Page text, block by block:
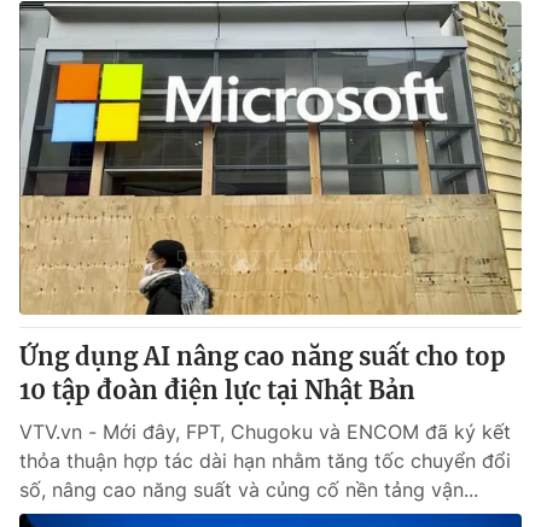
Ứng dụng AI nâng cao năng suất cho top
10 tập đoàn điện lực tại Nhật Bản
VTV.vn - Mới đây, FPT, Chugoku và ENCOM đã ký kết
thỏa thuận hợp tác dài hạn nhằm tăng tốc chuyển đổi
số, nâng cao năng suất và củng cố nền tảng vận...